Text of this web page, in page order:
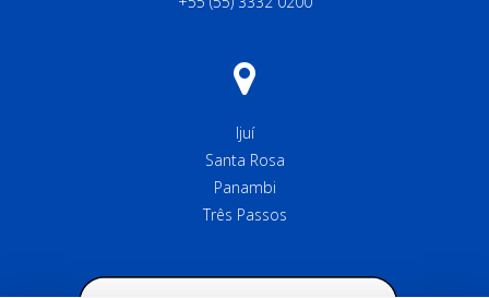
Ijuí
Santa Rosa
Panambi
Três Passos